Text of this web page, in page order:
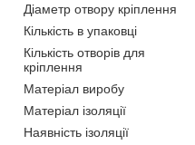
Діаметр отвору кріплення
Кількість в упаковці
Кількість отворів для
кріплення
Матеріал виробу
Матеріал ізоляції
Наявність ізоляції